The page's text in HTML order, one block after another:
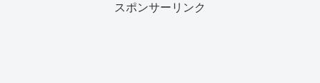
スポンサーリンク